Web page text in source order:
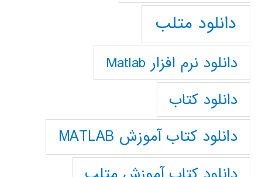
دانلود متلب
دانلود نرم افزار Matlab
دانلود کتاب
دانلود کتاب آموزش MATLAB